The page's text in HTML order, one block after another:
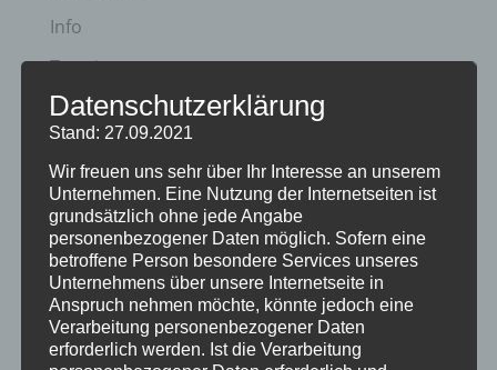
Info
Termine
Archiv
April 2023
Januar 2021
Juli 2020
März 2018
Dezember 2017
März 2017
Datenschutzerklärung
Stand: 27.09.2021
Wir freuen uns sehr über Ihr Interesse an unserem
Unternehmen. Eine Nutzung der Internetseiten ist
grundsätzlich ohne jede Angabe
personenbezogener Daten möglich. Sofern eine
betroffene Person besondere Services unseres
Unternehmens über unsere Internetseite in
Anspruch nehmen möchte, könnte jedoch eine
Verarbeitung personenbezogener Daten
erforderlich werden. Ist die Verarbeitung